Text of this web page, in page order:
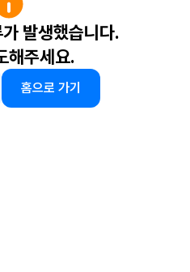
발생했습니다.
해주세요.
홈으로 가기